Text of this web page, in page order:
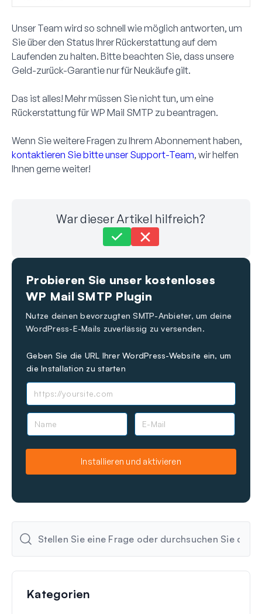
Unser Team wird so schnell wie möglich antworten, um
Sie über den Status Ihrer Rückerstattung auf dem
Laufenden zu halten. Bitte beachten Sie, dass unsere
Geld-zurück-Garantie nur für Neukäufe gilt.
Das ist alles! Mehr müssen Sie nicht tun, um eine
Rückerstattung für WP Mail SMTP zu beantragen.
Wenn Sie weitere Fragen zu Ihrem Abonnement haben,
kontaktieren Sie bitte unser Support-Team, wir helfen
Ihnen gerne weiter!
War dieser Artikel hilfreich?
Immer noch festgefahren?
Zuletzt aktualisiert am 24. Nov. 2024
Probieren Sie unser kostenloses
WP Mail SMTP Plugin
Nutze deinen bevorzugten SMTP-Anbieter, um deine
WordPress-E-Mails zuverlässig zu versenden.
Geben Sie die URL Ihrer WordPress-Website ein, um
die Installation zu starten
N
E
Installieren und aktivieren
Kategorien